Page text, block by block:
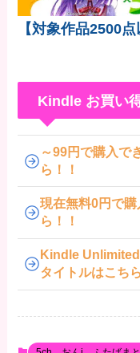
【対象作品2500
Kindle お買い
～99円で購入で
ら！！
現在無料0円で
ら！！
Kindle
タイトルはこち